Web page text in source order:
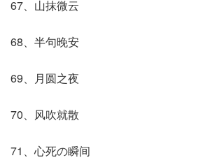
67、山抹微云
68、半句晚安
69、月圆之夜
70、风吹就散
71、心死の瞬间